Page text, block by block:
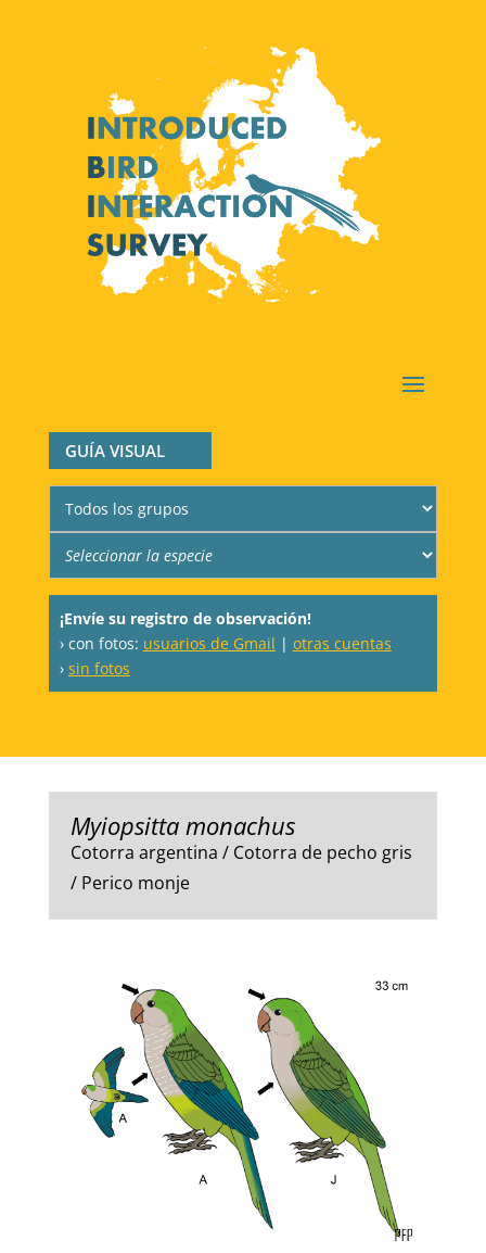
GUÍA VISUAL
¡Envíe su registro de observación!
› con fotos: usuarios de Gmail | otras cuentas
› sin fotos
Myiopsitta monachus
Cotorra argentina / Cotorra de pecho gris
/ Perico monje